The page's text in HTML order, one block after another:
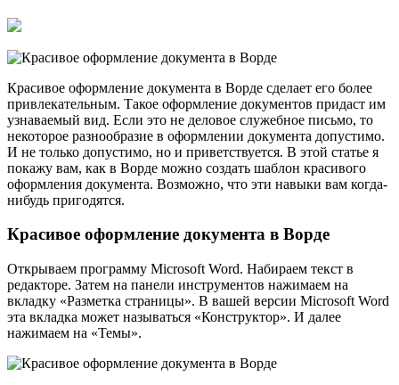
Красивое оформление документа в Ворде сделает его более
привлекательным. Такое оформление документов придаст им
узнаваемый вид. Если это не деловое служебное письмо, то
некоторое разнообразие в оформлении документа допустимо.
И не только допустимо, но и приветствуется. В этой статье я
покажу вам, как в Ворде можно создать шаблон красивого
оформления документа. Возможно, что эти навыки вам когда-
нибудь пригодятся.
Красивое оформление документа в Ворде
Открываем программу Microsoft Word. Набираем текст в
редакторе. Затем на панели инструментов нажимаем на
вкладку «Разметка страницы». В вашей версии Microsoft Word
эта вкладка может называться «Конструктор». И далее
нажимаем на «Темы».